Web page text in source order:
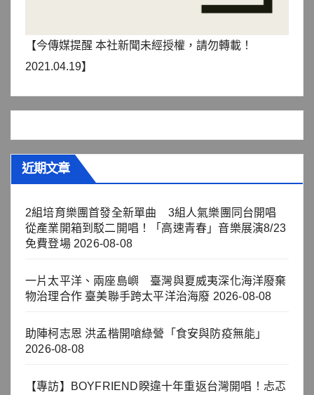
【今傳媒提醒 本社新聞未經授權，請勿轉載！
2021.04.19】
近期文章
2組培育樂團首發全新單曲 3組人氣樂團同台開唱
從產業開箱到駁二開唱！「高速青春」音樂展演8/23
免費登場 2026-08-08
一片太平洋、兩座島嶼 臺灣與夏威夷深化海洋廢棄
物治理合作 臺美聯手跨太平洋治海廢 2026-08-08
助陣柯志恩 洪孟楷開嗆綠營「食安與防疫無能」
2026-08-08
【專訪】BOYFRIEND睽違十年重返台灣開唱！忐忑